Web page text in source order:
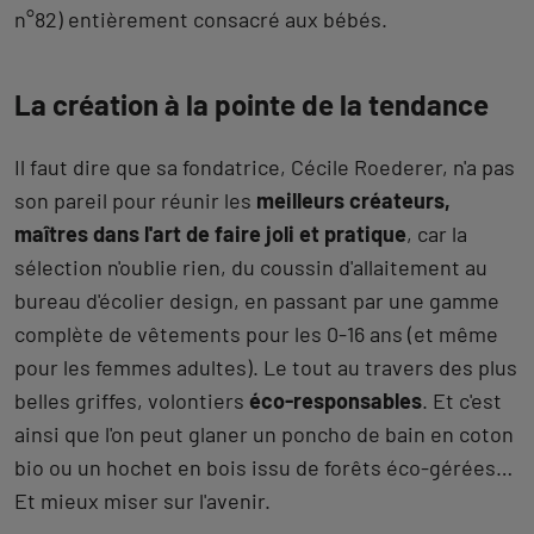
n°82) entièrement consacré aux bébés.
La création à la pointe de la tendance
Il faut dire que sa fondatrice, Cécile Roederer, n'a pas
son pareil pour réunir les meilleurs créateurs,
maîtres dans l'art de faire joli et pratique, car la
sélection n'oublie rien, du coussin d'allaitement au
bureau d'écolier design, en passant par une gamme
complète de vêtements pour les 0-16 ans (et même
pour les femmes adultes). Le tout au travers des plus
belles griffes, volontiers éco-responsables. Et c'est
ainsi que l'on peut glaner un poncho de bain en coton
bio ou un hochet en bois issu de forêts éco-gérées…
Et mieux miser sur l'avenir.